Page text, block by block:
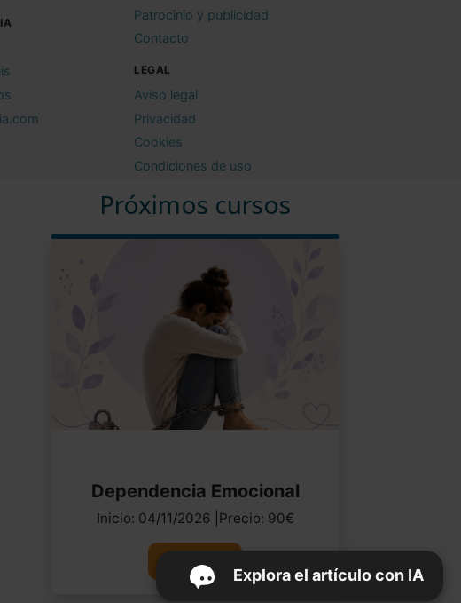
Próximos cursos
Dependencia Emocional
Inicio: 04/11/2026 |Precio: 90€
Ver curso
Explora el artículo con IA
Patrocinio y publicidad
Contacto
LEGAL
Aviso legal
Privacidad
Cookies
Condiciones de uso